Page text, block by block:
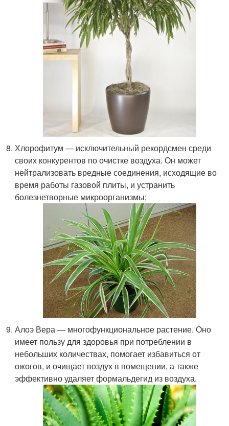
Хлорофитум — исключительный рекордсмен среди
своих конкурентов по очистке воздуха. Он может
нейтрализовать вредные соединения, исходящие во
время работы газовой плиты, и устранить
болезнетворные микроорганизмы;
Алоэ Вера — многофункциональное растение. Оно
имеет пользу для здоровья при потреблении в
небольших количествах, помогает избавиться от
ожогов, и очищает воздух в помещении, а также
эффективно удаляет формальдегид из воздуха.